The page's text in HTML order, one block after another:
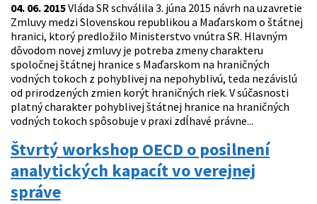
04. 06. 2015Vláda SR schválila 3. júna 2015 návrh na uzavretie
Zmluvy medzi Slovenskou republikou a Maďarskom o štátnej
hranici, ktorý predložilo Ministerstvo vnútra SR. Hlavným
dôvodom novej zmluvy je potreba zmeny charakteru
spoločnej štátnej hranice s Maďarskom na hraničných
vodných tokoch z pohyblivej na nepohyblivú, teda nezávislú
od prirodzených zmien korýt hraničných riek. V súčasnosti
platný charakter pohyblivej štátnej hranice na hraničných
vodných tokoch spôsobuje v praxi zdĺhavé právne...
Štvrtý workshop OECD o posilnení
analytických kapacít vo verejnej
správe